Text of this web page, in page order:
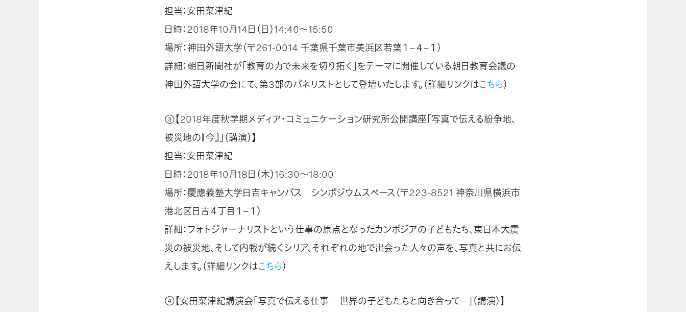
担当：安田菜津紀
日時：2018年10月14日（日）14:40～15:50
場所：神田外語大学（〒261-0014 千葉県千葉市美浜区若葉１−４−１）
詳細：朝日新聞社が「教育の力で未来を切り拓く」をテーマに開催している朝日教育会議の
神田外語大学の会にて、第3部のパネリストとして登壇いたします。（詳細リンクはこちら）
③【2018年度秋学期メディア・コミュニケーション研究所公開講座「写真で伝える紛争地、
被災地の『今』」（講演）】
担当：安田菜津紀
日時：2018年10月18日（木）16:30～18:00
場所：慶應義塾大学日吉キャンパス シンポジウムスペース（〒223-8521 神奈川県横浜市
港北区日吉４丁目１−１）
詳細：フォトジャーナリストという仕事の原点となったカンボジアの子どもたち、東日本大震
災の被災地、そして内戦が続くシリア、それぞれの地で出会った人々の声を、写真と共にお伝
えします。（詳細リンクはこちら）
④【安田菜津紀講演会「写真で伝える仕事 －世界の子どもたちと向き合って－」（講演）】